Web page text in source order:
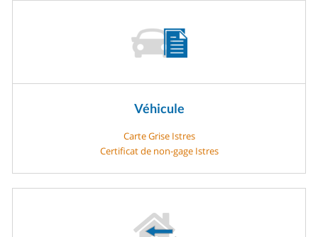
Véhicule
Carte Grise Istres
Certificat de non-gage Istres